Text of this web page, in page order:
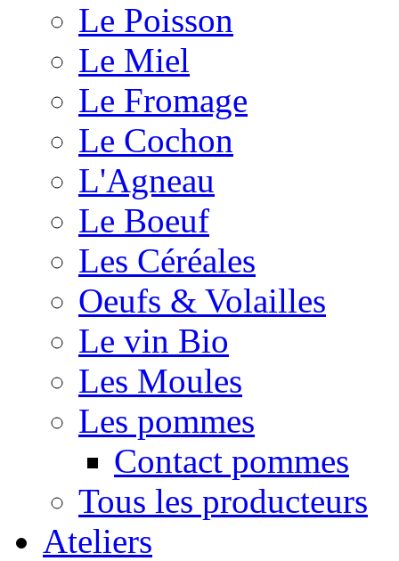
Le Poisson
Le Miel
Le Fromage
Le Cochon
L'Agneau
Le Boeuf
Les Céréales
Oeufs & Volailles
Le vin Bio
Les Moules
Les pommes
Contact pommes
Tous les producteurs
Ateliers